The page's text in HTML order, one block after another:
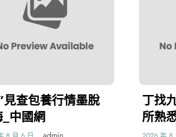
丁找九宮格會議言昭：我
所熟悉的鐘敬文師長教師
–文史–中國作家網